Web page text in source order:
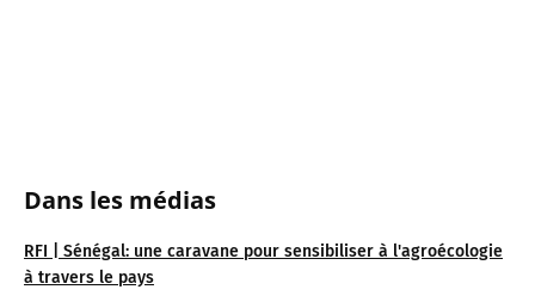
Dans les médias
RFI | Sénégal: une caravane pour sensibiliser à l'agroécologie
à travers le pays